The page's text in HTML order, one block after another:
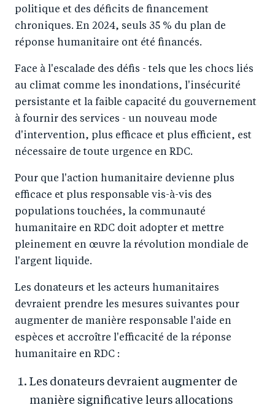
politique et des déficits de financement
chroniques. En 2024, seuls 35 % du plan de
réponse humanitaire ont été financés.
Face à l'escalade des défis - tels que les chocs liés
au climat comme les inondations, l'insécurité
persistante et la faible capacité du gouvernement
à fournir des services - un nouveau mode
d'intervention, plus efficace et plus efficient, est
nécessaire de toute urgence en RDC.
Pour que l'action humanitaire devienne plus
efficace et plus responsable vis-à-vis des
populations touchées, la communauté
humanitaire en RDC doit adopter et mettre
pleinement en œuvre la révolution mondiale de
l'argent liquide.
Les donateurs et les acteurs humanitaires
devraient prendre les mesures suivantes pour
augmenter de manière responsable l'aide en
espèces et accroître l'efficacité de la réponse
humanitaire en RDC :
Les donateurs devraient augmenter de
manière significative leurs allocations